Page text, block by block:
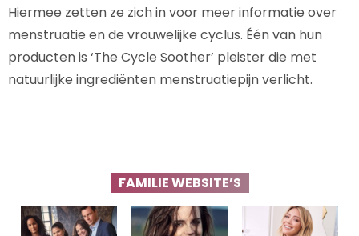
Hiermee zetten ze zich in voor meer informatie over
menstruatie en de vrouwelijke cyclus. Één van hun
producten is ‘The Cycle Soother’ pleister die met
natuurlijke ingrediënten menstruatiepijn verlicht.
FAMILIE WEBSITE’S